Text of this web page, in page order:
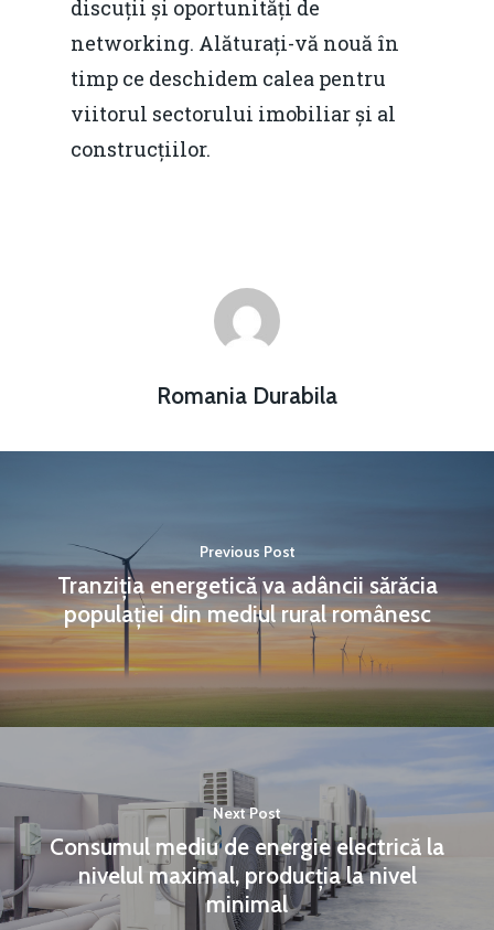
discuții și oportunități de
networking. Alăturați-vă nouă în
timp ce deschidem calea pentru
viitorul sectorului imobiliar și al
construcțiilor.
Romania Durabila
Previous Post
Tranziția energetică va adâncii sărăcia
populației din mediul rural românesc
Next Post
Consumul mediu de energie electrică la
nivelul maximal, producția la nivel
minimal